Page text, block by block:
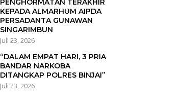
PENGHORMATAN TERAKHIR
KEPADA ALMARHUM AIPDA
PERSADANTA GUNAWAN
SINGARIMBUN
Juli 23, 2026
“DALAM EMPAT HARI, 3 PRIA
BANDAR NARKOBA
DITANGKAP POLRES BINJAI”
Juli 23, 2026